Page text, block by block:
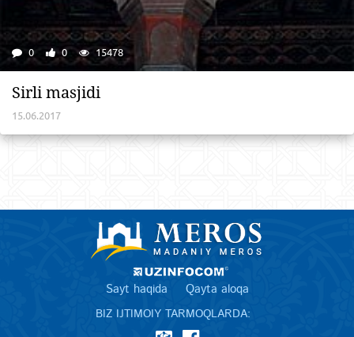
0 0 15478
Sirli masjidi
15.06.2017
Sayt haqida Qayta aloqa
BIZ IJTIMOIY TARMOQLARDA: